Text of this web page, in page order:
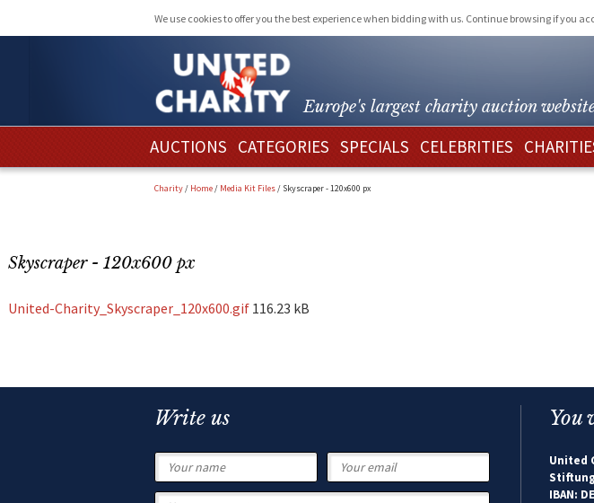
We use cookies to offer you the best experience when bidding with us. Continue browsing if you
Europe's largest charity auction
AUCTIONS CATEGORIES SPECIALS CELEBRITIES
Charity/ Home/ Media Kit Files/ Skyscraper - 120x600 px
Skyscraper - 120x600 px
United-Charity_Skyscraper_120x600.gif116.23 kB
Write us You
United
IBAN: